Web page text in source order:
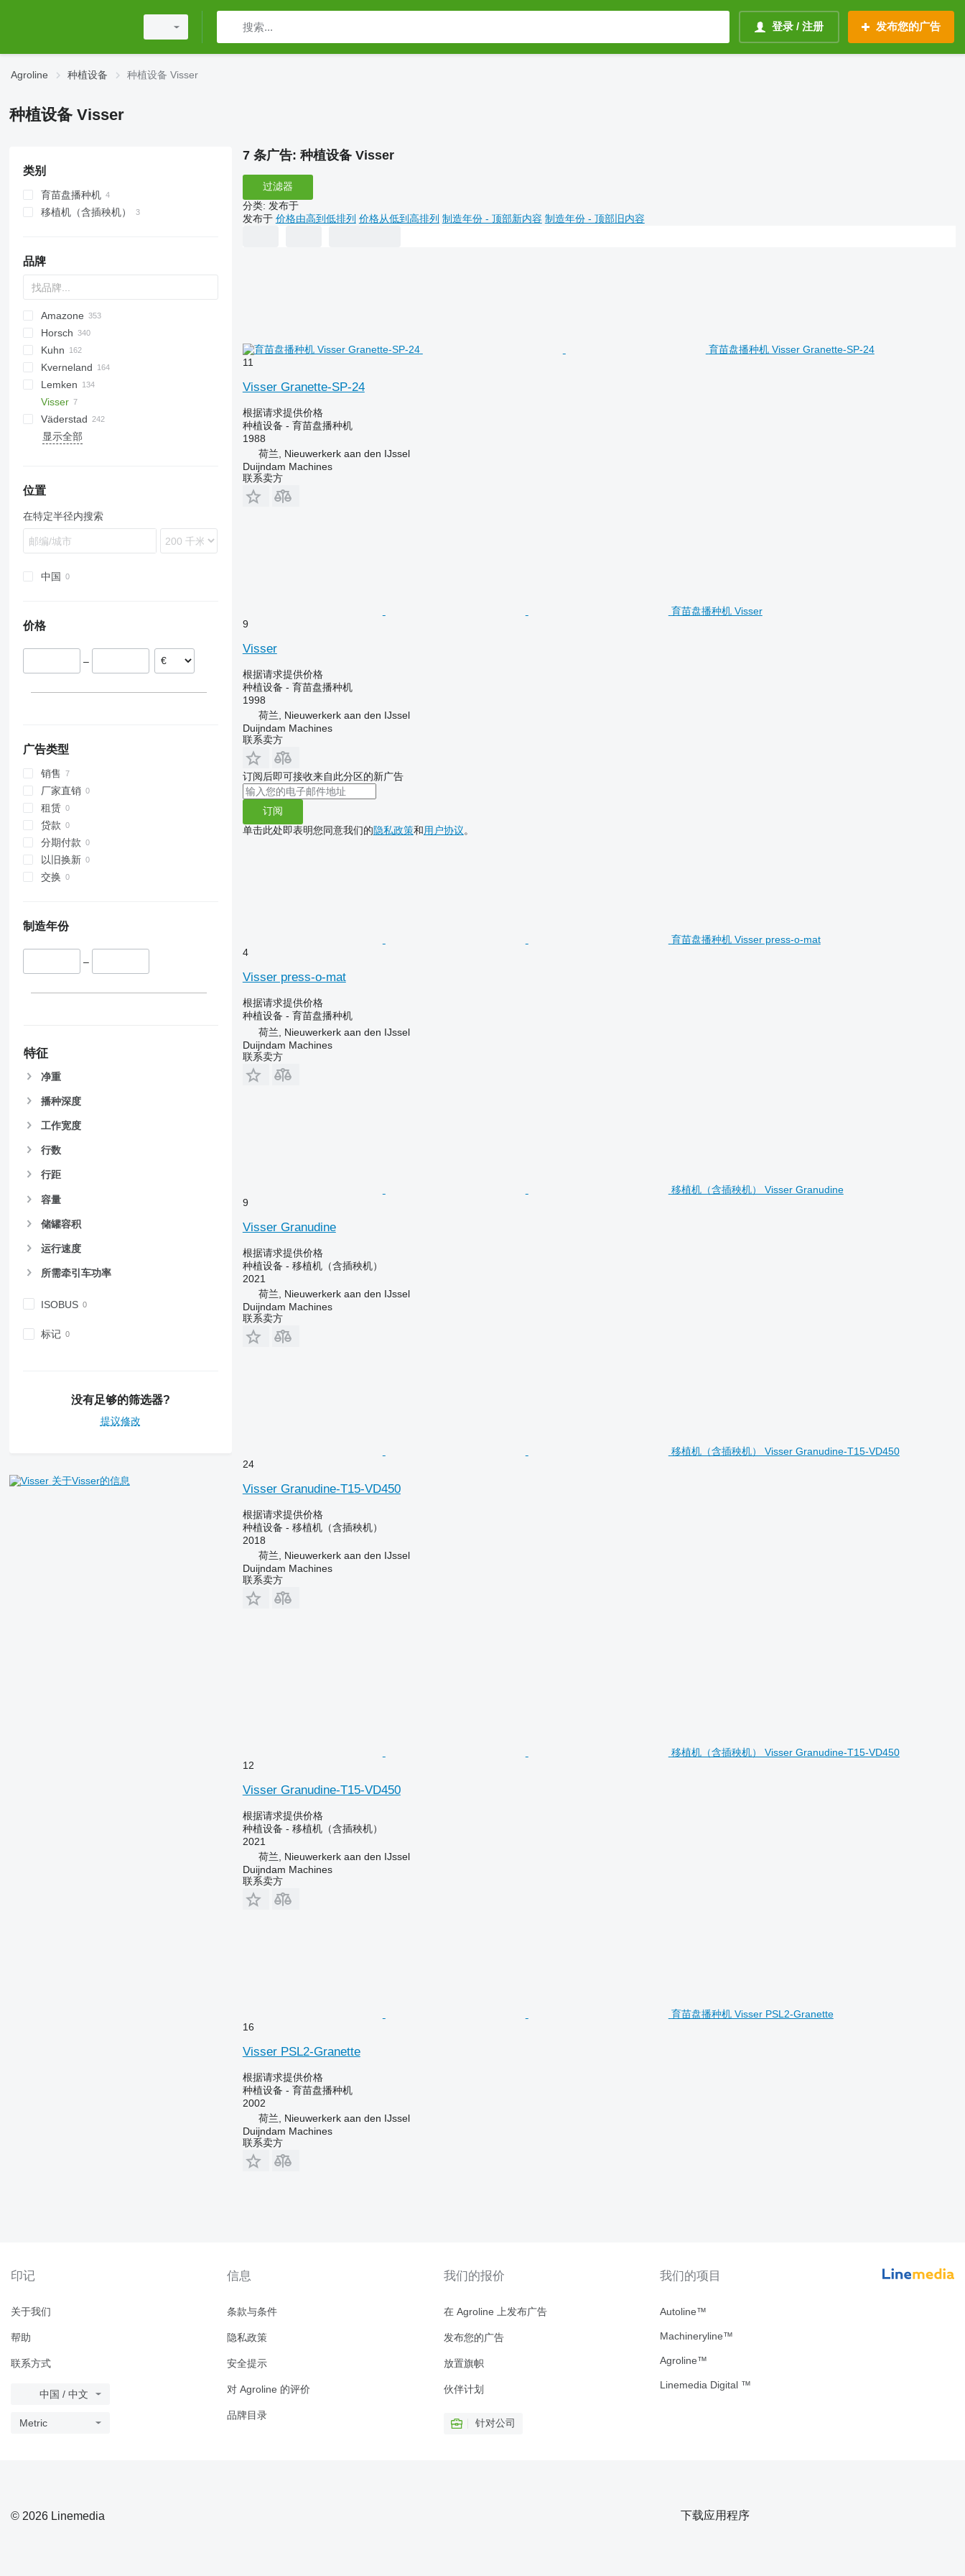
登录 / 注册 发布您的广告
Agroline 种植设备 种植设备 Visser
种植设备 Visser
类别
育苗盘播种机
移植机（含插秧机）
品牌
DA
Monopill
Optima
ATO30
SN300
SR
Amazone
AD
Airstar
Avant
Cataya
Catros
Centaya
Cirrus
KE
KG
KW
Precea
Double
Fargo
Green Plains
Multisem
Aeromat
Centra
Ferti-Box FB
Swifter
S-series
5710
8
Astra
Vesta
Falcon
SZF
Multicorn
Unicorn
Manta
Maschio
Olimpia
Romina
SP
R-series
CPH
CTA
NTA
PD
Simba
YP
MATRIX
VL
DK
DSX
PPX
Horsch
Airseeder
Avatar
Express
Focus
Maestro
Maistro
6M
7R
455
730
740A
750
1890
1910
7000
7200
HT3000
2000
3000
3600
3650
3700
Demeter
Duo Alfa
Kuhn
Challenger
Espro
Fastliner
HR
HRB
Venta
Kverneland
Accord
MSC
NG
Optima
Rebell Classic
Ultima
Vitu
Lemken
Azurit
Compact-Solitair
Heliodor
DC
DM
30
555
MS
MECA
NG
KR
Lift-o-matic
NS
T-ForcePlus
Aerosem
Lion
Synkro
Prosem
Rasat
Orbit
Sigma 5
Xeos
HKL
KL
CROSS
POLONEZ
SZM
SPM
Visser
PSL
DZ
ZB
Väderstad
BioDrill
Spirit
Tempo
Patryk
2800
D62
显示全部
位置
在特定半径内搜索
中国
价格
–
广告类型
销售
厂家直销
租赁
贷款
分期付款
以旧换新
交换
制造年份
–
特征
净重
播种深度
工作宽度
行数
行距
容量
储罐容积
运行速度
所需牵引车功率
ISOBUS
标记
没有足够的筛选器?
提议修改
关于Visser的信息
7 条广告: 种植设备 Visser
过滤器
分类: 发布于
发布于 价格由高到低排列 价格从低到高排列 制造年份 - 顶部新内容 制造年份 - 顶部旧内容
育苗盘播种机 Visser Granette-SP-24
11
Visser Granette-SP-24
根据请求提供价格
种植设备 - 育苗盘播种机
1988
荷兰, Nieuwerkerk aan den IJssel
Duijndam Machines
联系卖方
育苗盘播种机 Visser
9
Visser
根据请求提供价格
种植设备 - 育苗盘播种机
1998
荷兰, Nieuwerkerk aan den IJssel
Duijndam Machines
联系卖方
订阅后即可接收来自此分区的新广告
订阅
单击此处即表明您同意我们的隐私政策和用户协议。
育苗盘播种机 Visser press-o-mat
4
Visser press-o-mat
根据请求提供价格
种植设备 - 育苗盘播种机
荷兰, Nieuwerkerk aan den IJssel
Duijndam Machines
联系卖方
移植机（含插秧机） Visser Granudine
9
Visser Granudine
根据请求提供价格
种植设备 - 移植机（含插秧机）
2021
荷兰, Nieuwerkerk aan den IJssel
Duijndam Machines
联系卖方
移植机（含插秧机） Visser Granudine-T15-VD450
24
Visser Granudine-T15-VD450
根据请求提供价格
种植设备 - 移植机（含插秧机）
2018
荷兰, Nieuwerkerk aan den IJssel
Duijndam Machines
联系卖方
移植机（含插秧机） Visser Granudine-T15-VD450
12
Visser Granudine-T15-VD450
根据请求提供价格
种植设备 - 移植机（含插秧机）
2021
荷兰, Nieuwerkerk aan den IJssel
Duijndam Machines
联系卖方
育苗盘播种机 Visser PSL2-Granette
16
Visser PSL2-Granette
根据请求提供价格
种植设备 - 育苗盘播种机
2002
荷兰, Nieuwerkerk aan den IJssel
Duijndam Machines
联系卖方
印记
关于我们
帮助
联系方式
中国 / 中文
Metric
信息
条款与条件
隐私政策
安全提示
对 Agroline 的评价
品牌目录
我们的报价
在 Agroline 上发布广告
发布您的广告
放置旗帜
伙伴计划
针对公司
我们的项目
Autoline™
Machineryline™
Agroline™
Linemedia Digital ™
© 2026 Linemedia 下载应用程序